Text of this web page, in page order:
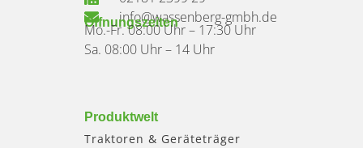
info@wassenberg-gmbh.de
Öffnungszeiten
Mo.-Fr. 08:00 Uhr – 17:30 Uhr
Sa. 08:00 Uhr – 14 Uhr
Produktwelt
Traktoren & Geräteträger